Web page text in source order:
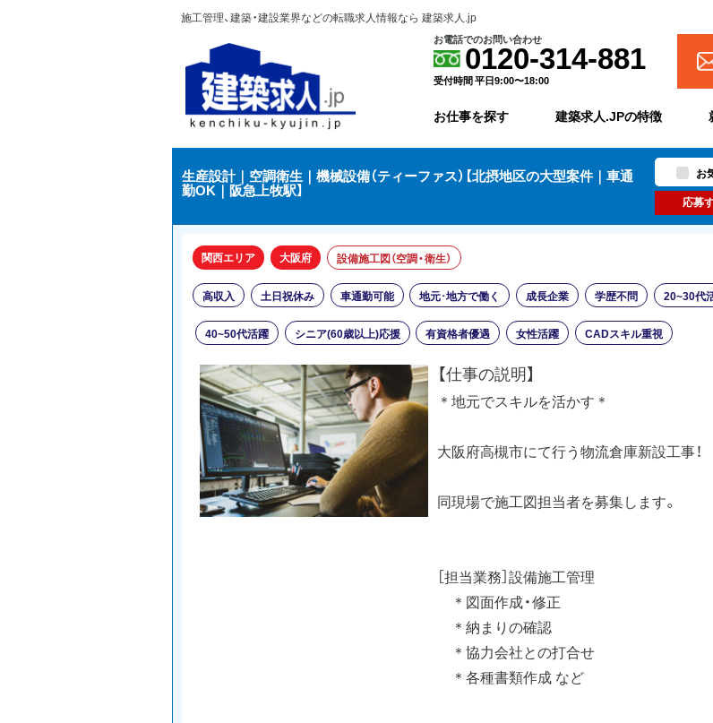
施工管理、建築・建設業界などの転職求人情報なら 建築求人.jp
お電話でのお問い合わせ
0120-314-881
受付時間 平日9:00〜18:00
お仕事を探す 建築求人.JPの特徴
生産設計｜空調衛生｜機械設備（ティーファス）【北摂地区の大型案件｜車通
勤OK｜阪急上牧駅】
お
応募
関西エリア 大阪府 設備施工図（空調・衛生）
高収入 土日祝休み 車通勤可能 地元･地方で働く 成長企業 学歴不問 20~30代
40~50代活躍 シニア(60歳以上)応援 有資格者優遇 女性活躍 CADスキル重視
【仕事の説明】
＊地元でスキルを活かす＊
大阪府高槻市にて行う物流倉庫新設工事！
同現場で施工図担当者を募集します。
［担当業務］設備施工管理
＊図面作成・修正
＊納まりの確認
＊協力会社との打合せ
＊各種書類作成 など